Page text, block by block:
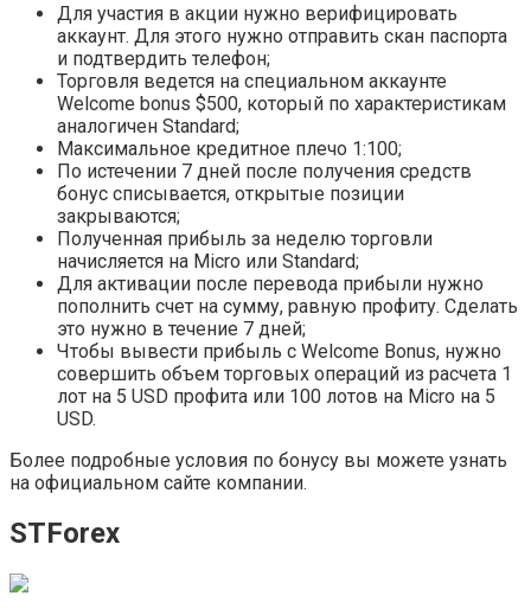
Для участия в акции нужно верифицировать
аккаунт. Для этого нужно отправить скан паспорта
и подтвердить телефон;
Торговля ведется на специальном аккаунте
Welcome bonus $500, который по характеристикам
аналогичен Standard;
Максимальное кредитное плечо 1:100;
По истечении 7 дней после получения средств
бонус списывается, открытые позиции
закрываются;
Полученная прибыль за неделю торговли
начисляется на Micro или Standard;
Для активации после перевода прибыли нужно
пополнить счет на сумму, равную профиту. Сделать
это нужно в течение 7 дней;
Чтобы вывести прибыль с Welcome Bonus, нужно
совершить объем торговых операций из расчета 1
лот на 5 USD профита или 100 лотов на Micro на 5
USD.
Более подробные условия по бонусу вы можете узнать
на официальном сайте компании.
STForex